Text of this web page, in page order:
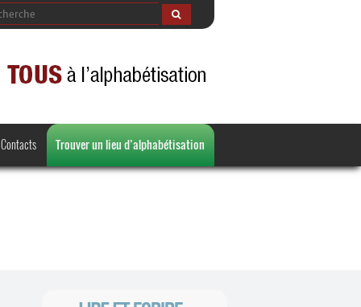
Contacts Trouver un lieu d’alphabétisation